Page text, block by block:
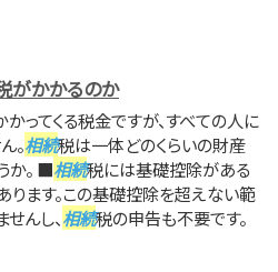
がかかるのか
ってくる税金ですが、すべての人に
。相続税は一体どのくらいの財産
か。 ■相続税には基礎控除がある
ます。この基礎控除を超えない範
んし、相続税の申告も不要です。